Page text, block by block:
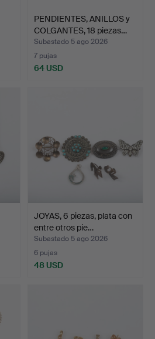
PENDIENTES, ANILLOS y
COLGANTES, 18 piezas…
Subastado 5 ago 2026
7 pujas
64 USD
JOYAS, 6 piezas, plata con
entre otros pie…
Subastado 5 ago 2026
6 pujas
48 USD